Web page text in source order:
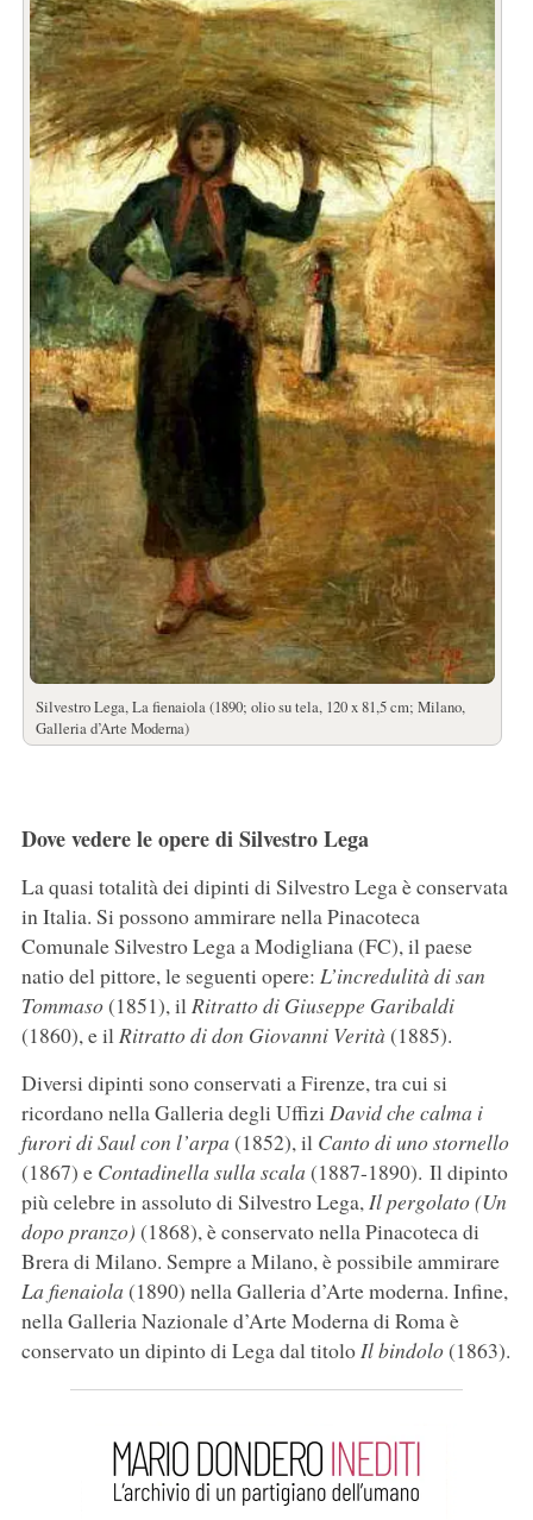
Silvestro Lega, La fienaiola (1890; olio su tela, 120 x 81,5 cm; Milano,
Galleria d’Arte Moderna)
Dove vedere le opere di Silvestro Lega
La quasi totalità dei dipinti di Silvestro Lega è conservata
in Italia. Si possono ammirare nella Pinacoteca
Comunale Silvestro Lega a Modigliana (FC), il paese
natio del pittore, le seguenti opere: L’incredulità di san
Tommaso(1851), ilRitratto di Giuseppe Garibaldi
(1860), e ilRitratto di don Giovanni Verità (1885).
Diversi dipinti sono conservati a Firenze, tra cui si
ricordano nella Galleria degli Uffizi David che calma i
furori di Saul con l’arpa (1852), il Canto di uno stornello
(1867) e Contadinella sulla scala (1887-1890). Il dipinto
più celebre in assoluto di Silvestro Lega,Il pergolato (Un
dopo pranzo) (1868), è conservato nella Pinacoteca di
Brera di Milano. Sempre a Milano, è possibile ammirare
La fienaiola (1890) nella Galleria d’Arte moderna. Infine,
nella Galleria Nazionale d’Arte Moderna di Roma è
conservato un dipinto di Lega dal titoloIl bindolo(1863).